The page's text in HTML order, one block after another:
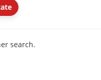
search.